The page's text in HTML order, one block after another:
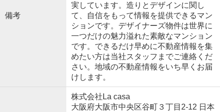
備考
実しています。造りとデザインに関し
て、自信をもって情報を提供できるマン
ションです。デザイナーズ物件は世界に
一つだけの魅力溢れた素敵なマンション
です。できるだけ早めに不動産情報を集
めたい方は当社スタッフまでご連絡くだ
さい。地域の不動産情報をいち早くお届
けします。
株式会社La casa
大阪府大阪市中央区谷町３丁目2-12 日本